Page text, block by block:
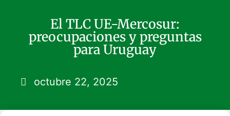
El TLC UE-Mercosur:
preocupaciones y preguntas
para Uruguay
octubre 22, 2025